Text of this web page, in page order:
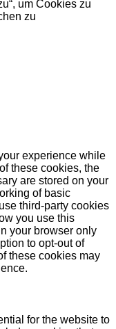
um Cookies zu
zu
experience while
these cookies, the
are stored on your
of basic
third-party cookies
you use this
your browser only
to opt-out of
these cookies may
for the website to